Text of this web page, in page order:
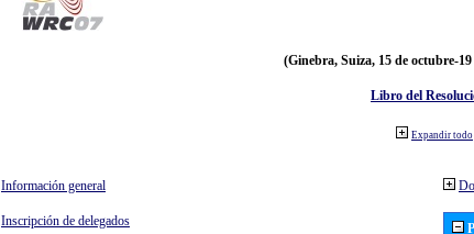
(Ginebra, Suiza, 15 de octubre-
Libro del
Expandir todo
Información general
Inscripción de delegados